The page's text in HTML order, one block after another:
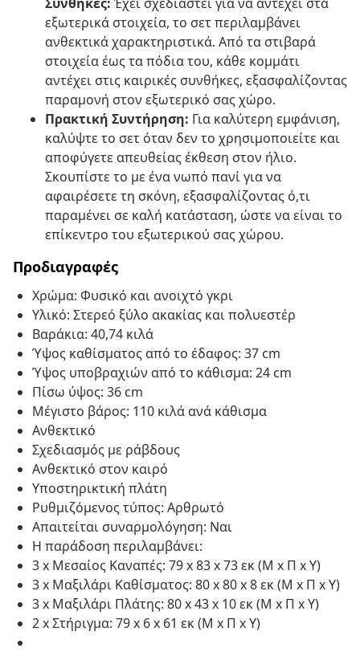
εξωτερικά στοιχεία, το σετ περιλαμβάνει
ανθεκτικά χαρακτηριστικά. Από τα στιβαρά
στοιχεία έως τα πόδια του, κάθε κομμάτι
αντέχει στις καιρικές συνθήκες, εξασφαλίζοντας
παραμονή στον εξωτερικό σας χώρο.
Πρακτική Συντήρηση: Για καλύτερη εμφάνιση,
καλύψτε το σετ όταν δεν το χρησιμοποιείτε και
αποφύγετε απευθείας έκθεση στον ήλιο.
Σκουπίστε το με ένα νωπό πανί για να
αφαιρέσετε τη σκόνη, εξασφαλίζοντας ό,τι
παραμένει σε καλή κατάσταση, ώστε να είναι το
επίκεντρο του εξωτερικού σας χώρου.
Προδιαγραφές
Χρώμα: Φυσικό και ανοιχτό γκρι
Υλικό: Στερεό ξύλο ακακίας και πολυεστέρ
Βαράκια: 40,74 κιλά
Ύψος καθίσματος από το έδαφος: 37 cm
Ύψος υποβραχιών από το κάθισμα: 24 cm
Πίσω ύψος: 36 cm
Μέγιστο βάρος: 110 κιλά ανά κάθισμα
Ανθεκτικό
Σχεδιασμός με ράβδους
Ανθεκτικό στον καιρό
Υποστηρικτική πλάτη
Ρυθμιζόμενος τύπος: Αρθρωτό
Απαιτείται συναρμολόγηση: Ναι
Η παράδοση περιλαμβάνει:
3 x Μεσαίος Καναπές: 79 x 83 x 73 εκ (Μ x Π x Υ)
3 x Μαξιλάρι Καθίσματος: 80 x 80 x 8 εκ (Μ x Π x Υ)
3 x Μαξιλάρι Πλάτης: 80 x 43 x 10 εκ (Μ x Π x Υ)
2 x Στήριγμα: 79 x 6 x 61 εκ (Μ x Π x Υ)